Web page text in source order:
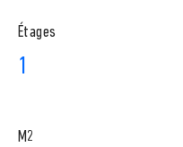
​Étages
1
M2